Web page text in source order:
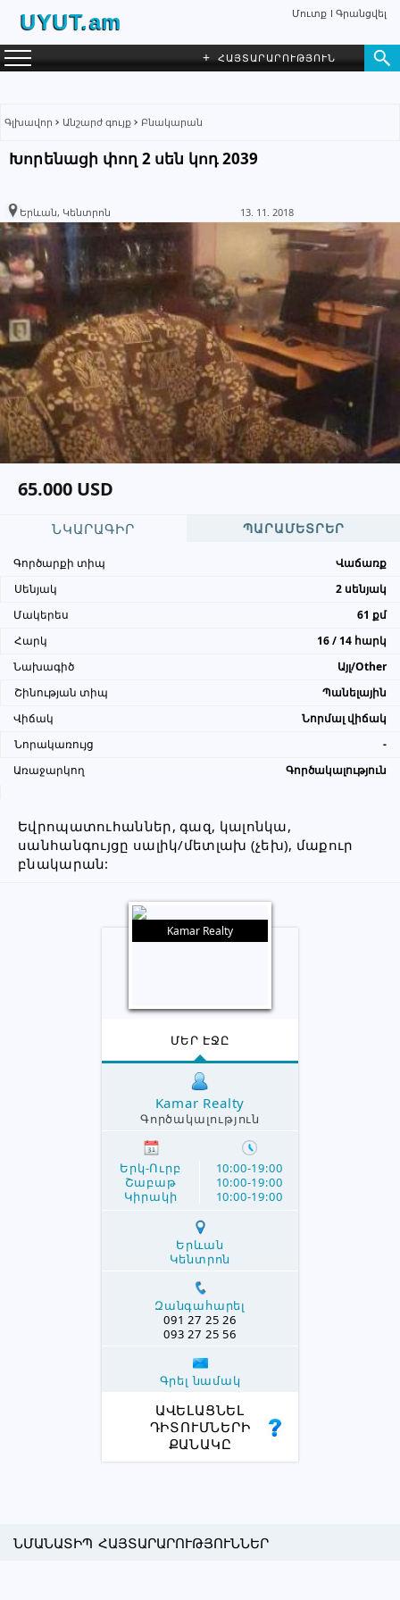
UYUT.am Մուտք Գրանցվել
+ ՀԱՅՏԱՐԱՐՈՒԹՅՈՒՆ
Գլխավոր Անշարժ գույք Բնակարան
Խորենացի փող 2 սեն կոդ 2039
Երևան, Կենտրոն 13. 11. 2018
65.000 USD
ՆԿԱՐԱԳԻՐ ՊԱՐԱՄԵՏՐԵՐ
Գործարքի տիպ
Վաճառք
Սենյակ
2 սենյակ
Մակերես
61 քմ
Հարկ
16 / 14 հարկ
Նախագիծ
Այլ/Other
Շինության տիպ
Պանելային
Վիճակ
Նորմալ վիճակ
Նորակառույց
-
Առաջարկող
Գործակալություն
Եվրոպատուհաններ, գազ, կալոնկա,
սանհանգույցը սալիկ/մետլախ (չեխ), մաքուր
բնակարան:
Kamar Realty
ՄԵՐ ԷՋԸ
Kamar Realty
Գործակալություն
Երկ-Ուրբ
Շաբաթ
Կիրակի
10:00-19:00
10:00-19:00
10:00-19:00
Երևան
Կենտրոն
Զանգահարել
091 27 25 26
093 27 25 56
Գրել նամակ
ԱՎԵԼԱՑՆԵԼ
ԴԻՏՈՒՄՆԵՐԻ
ՔԱՆԱԿԸ
Գործակալություն
091 27 25 26
093 27 25 56
+374 95 02 99 11
Խնդրում ենք բաժանորդին
տեղեկացնել, որ իր տվյալները
վերցրել եք www.UYUT.am կայքից
ՆՄԱՆԱՏԻՊ ՀԱՅՏԱՐԱՐՈՒԹՅՈՒՆՆԵՐ